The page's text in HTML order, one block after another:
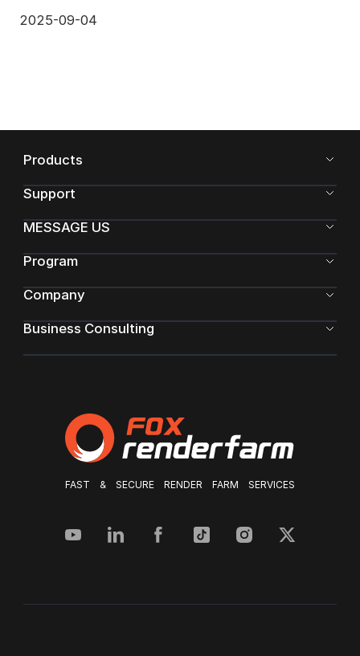
2025-09-04
FAST & SECURE RENDER FARM SERVICES
Products
Support
MESSAGE US
Program
Company
Business Consulting